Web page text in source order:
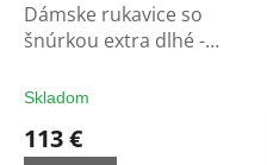
Dámske rukavice so
šnúrkou extra dlhé -
Skladom
113 €